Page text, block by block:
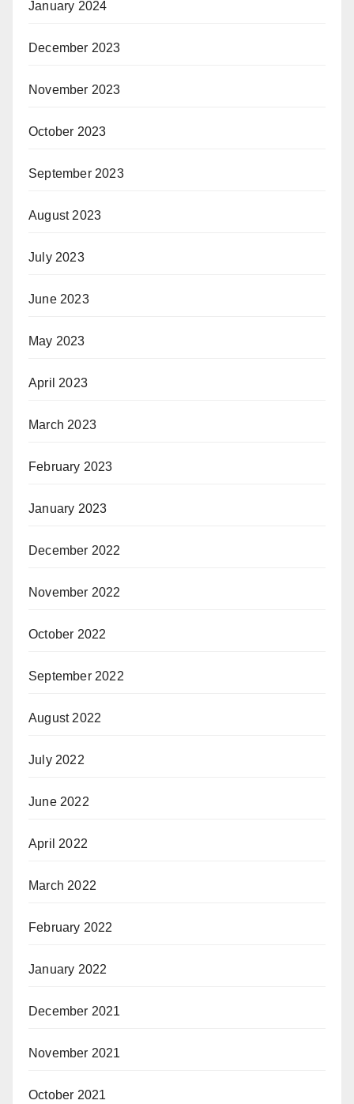
January 2024
December 2023
November 2023
October 2023
September 2023
August 2023
July 2023
June 2023
May 2023
April 2023
March 2023
February 2023
January 2023
December 2022
November 2022
October 2022
September 2022
August 2022
July 2022
June 2022
April 2022
March 2022
February 2022
January 2022
December 2021
November 2021
October 2021